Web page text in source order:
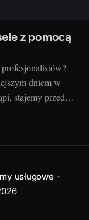
z pomocą
dniem w
stajemy przed
Czy to
usługowe -